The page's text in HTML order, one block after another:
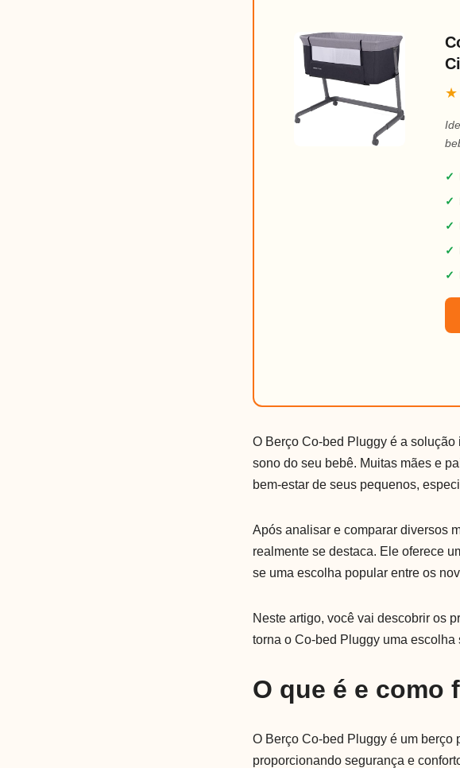
★
✓
✓
✓
✓
✓
O Berço Co-bed Pluggy é a
sono do seu bebê. Muitas mães e
bem-estar de seus pequenos,
Após analisar e comparar diversos
realmente se destaca. Ele oferece
se uma escolha popular entre os
Neste artigo, você vai descobrir os
torna o Co-bed Pluggy uma
O que é e como
O Berço Co-bed Pluggy é um berço
proporcionando segurança e